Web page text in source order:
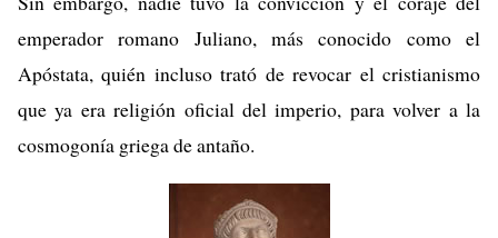
emperador romano Juliano, más conocido como el
Apóstata, quién incluso trató de revocar el cristianismo
que ya era religión oficial del imperio, para volver a la
cosmogonía griega de antaño.